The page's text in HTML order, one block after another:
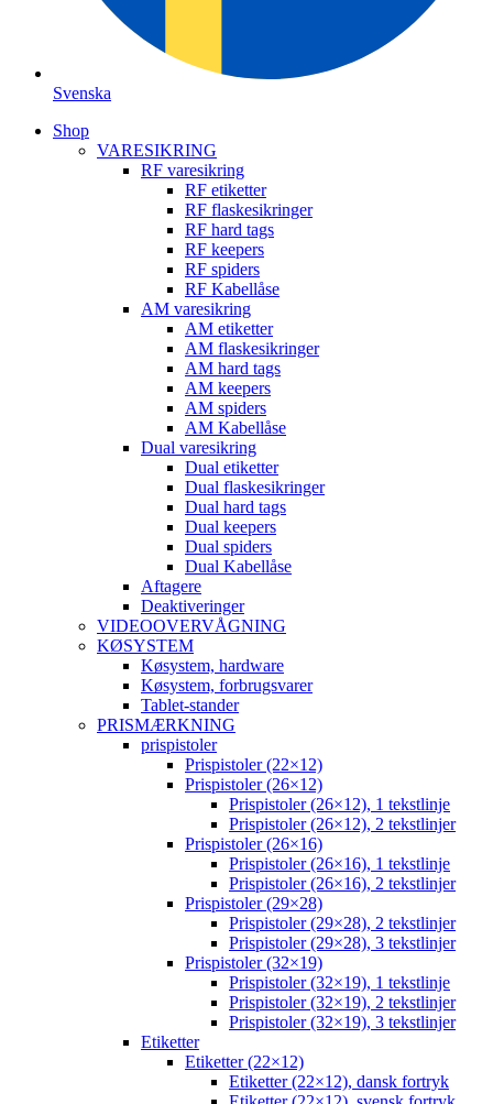
Svenska
Shop
VARESIKRING
RF varesikring
RF etiketter
RF flaskesikringer
RF hard tags
RF keepers
RF spiders
RF Kabellåse
AM varesikring
AM etiketter
AM flaskesikringer
AM hard tags
AM keepers
AM spiders
AM Kabellåse
Dual varesikring
Dual etiketter
Dual flaskesikringer
Dual hard tags
Dual keepers
Dual spiders
Dual Kabellåse
Aftagere
Deaktiveringer
VIDEOOVERVÅGNING
KØSYSTEM
Køsystem, hardware
Køsystem, forbrugsvarer
Tablet-stander
PRISMÆRKNING
prispistoler
Prispistoler (22×12)
Prispistoler (26×12)
Prispistoler (26×12), 1 tekstlinje
Prispistoler (26×12), 2 tekstlinjer
Prispistoler (26×16)
Prispistoler (26×16), 1 tekstlinje
Prispistoler (26×16), 2 tekstlinjer
Prispistoler (29×28)
Prispistoler (29×28), 2 tekstlinjer
Prispistoler (29×28), 3 tekstlinjer
Prispistoler (32×19)
Prispistoler (32×19), 1 tekstlinje
Prispistoler (32×19), 2 tekstlinjer
Prispistoler (32×19), 3 tekstlinjer
Etiketter
Etiketter (22×12)
Etiketter (22×12), dansk fortryk